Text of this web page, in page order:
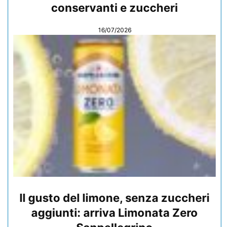
conservanti e zuccheri
16/07/2026
Il gusto del limone, senza zuccheri
aggiunti: arriva Limonata Zero